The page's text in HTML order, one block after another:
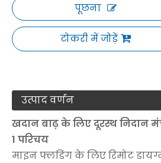
पूछना
टोकरी में जोड़ें
उत्पाद वर्णन
खदान बाढ़ के लिए दूरस्थ निदान
1 परिचय
माइन फ्लडिंग के लिए रिमोट